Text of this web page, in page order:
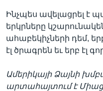
Ինչպես ավելացրել է
երկրները
ահաբեկիչների դեմ,
էլ ծրագրեն եւ երբ էլ
Ամերիկայի Ձայնի
արտահայտում է